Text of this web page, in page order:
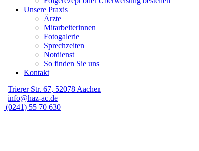
Unsere Praxis
Ärzte
Mitarbeiterinnen
Fotogalerie
Sprechzeiten
Notdienst
So finden Sie uns
Kontakt
Trierer Str. 67, 52078 Aachen
info@haz-ac.de
(0241) 55 70 630